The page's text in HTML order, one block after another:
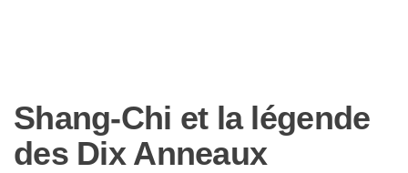
Shang-Chi et la légende
des Dix Anneaux